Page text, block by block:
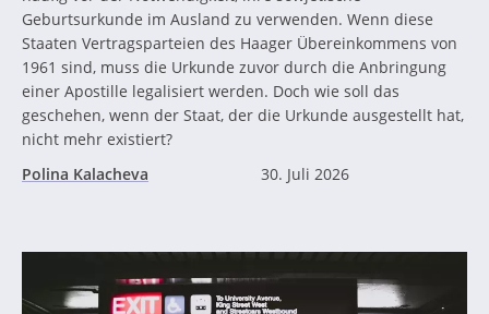
Geburtsurkunde im Ausland zu verwenden. Wenn diese
Staaten Vertragsparteien des Haager Übereinkommens von
1961 sind, muss die Urkunde zuvor durch die Anbringung
einer Apostille legalisiert werden. Doch wie soll das
geschehen, wenn der Staat, der die Urkunde ausgestellt hat,
nicht mehr existiert?
Polina Kalacheva
30. Juli 2026